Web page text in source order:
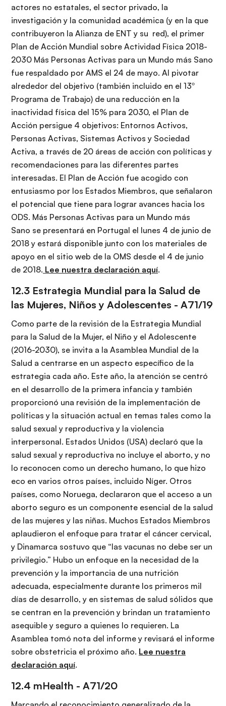
actores no estatales, el sector privado, la
investigación y la comunidad académica (y en la que
contribuyeron la Alianza de ENT y su red), el primer
Plan de Acción Mundial sobre Actividad Física 2018-
2030 Más Personas Activas para un Mundo más Sano
fue respaldado por AMS el 24 de mayo. Al pivotar
alrededor del objetivo (también incluido en el 13º
Programa de Trabajo) de una reducción en la
inactividad física del 15% para 2030, el Plan de
Acción persigue 4 objetivos: Entornos Activos,
Personas Activas, Sistemas Activos y Sociedad
Activa, a través de 20 áreas de acción con políticas y
recomendaciones para las diferentes partes
interesadas. El Plan de Acción fue acogido con
entusiasmo por los Estados Miembros, que señalaron
el potencial que tiene para lograr avances hacia los
ODS. Más Personas Activas para un Mundo más
Sano se presentará en Portugal el lunes 4 de junio de
2018 y estará disponible junto con los materiales de
apoyo en el sitio web de la OMS desde el 4 de junio
de 2018. Lee nuestra declaración aquí.
12.3 Estrategia Mundial para la Salud de
las Mujeres, Niños y Adolescentes - A71/19
Como parte de la revisión de la Estrategia Mundial
para la Salud de la Mujer, el Niño y el Adolescente
(2016-2030), se invita a la Asamblea Mundial de la
Salud a centrarse en un aspecto específico de la
estrategia cada año. Este año, la atención se centró
en el desarrollo de la primera infancia y también
proporcionó una revisión de la implementación de
políticas y la situación actual en temas tales como la
salud sexual y reproductiva y la violencia
interpersonal. Estados Unidos (USA) declaró que la
salud sexual y reproductiva no incluye el aborto, y no
lo reconocen como un derecho humano, lo que hizo
eco en varios otros países, incluido Níger. Otros
países, como Noruega, declararon que el acceso a un
aborto seguro es un componente esencial de la salud
de las mujeres y las niñas. Muchos Estados Miembros
aplaudieron el enfoque para tratar el cáncer cervical,
y Dinamarca sostuvo que “las vacunas no debe ser un
privilegio.” Hubo un enfoque en la necesidad de la
prevención y la importancia de una nutrición
adecuada, especialmente durante los primeros mil
días de desarrollo, y en sistemas de salud sólidos que
se centran en la prevención y brindan un tratamiento
asequible y seguro a quienes lo requieren. La
Asamblea tomó nota del informe y revisará el informe
sobre obstetricia el próximo año. Lee nuestra
declaración aquí.
12.4 mHealth - A71/20